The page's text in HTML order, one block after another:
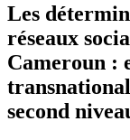
Les
réseaux
Cameroun :
second